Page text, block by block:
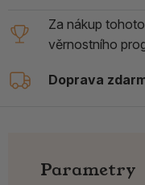
Za nákup
věrnostního
Doprava
Parametry